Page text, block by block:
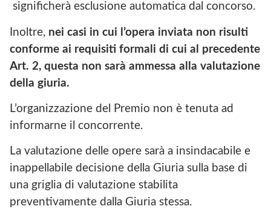
significherà esclusione automatica dal concorso.
Inoltre, nei casi in cui l’opera inviata non risulti
conforme ai requisiti formali di cui al precedente
Art. 2, questa non sarà ammessa alla valutazione
della giuria.
L’organizzazione del Premio non è tenuta ad
informarne il concorrente.
La valutazione delle opere sarà a insindacabile e
inappellabile decisione della Giuria sulla base di
una griglia di valutazione stabilita
preventivamente dalla Giuria stessa.